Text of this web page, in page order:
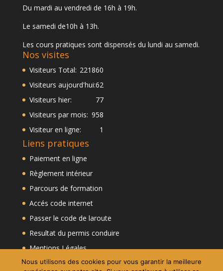
Du mardi au vendredi de 16h à 19h.
Le samedi de10h à 13h.
Les cours pratiques sont dispensés du lundi au samedi.
Nos visites
221860
Visiteurs Total:
62
Visiteurs aujourd'hui:
77
Visiteurs hier:
958
Visiteurs par mois:
1
Visiteur en ligne:
Liens pratiques
Paiement en ligne
Règlement intérieur
Parcours de formation
Accés code internet
Passer le code de laroute
Resultat du permis conduire
Mentions Légales
Nous utilisons des cookies pour vous garantir la meilleure